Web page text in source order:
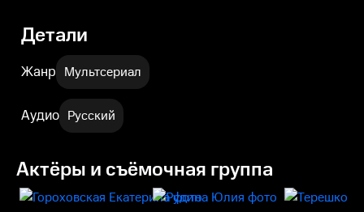
Детали
Жанр Мультсериал
Аудио Русский
Актёры и съёмочная группа